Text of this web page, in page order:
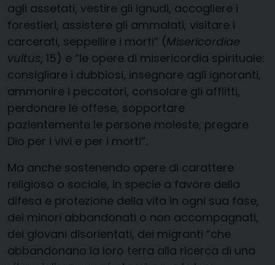
agli assetati, vestire gli ignudi, accogliere i
forestieri, assistere gli ammalati, visitare i
carcerati, seppellire i morti” (Misericordiae
vultus, 15) e “le opere di misericordia spirituale:
consigliare i dubbiosi, insegnare agli ignoranti,
ammonire i peccatori, consolare gli afflitti,
perdonare le offese, sopportare
pazientemente le persone moleste, pregare
Dio per i vivi e per i morti”.
Ma anche sostenendo opere di carattere
religioso o sociale, in specie a favore della
difesa e protezione della vita in ogni sua fase,
dei minori abbandonati o non accompagnati,
dei giovani disorientati, dei migranti “che
abbandonano la loro terra alla ricerca di una